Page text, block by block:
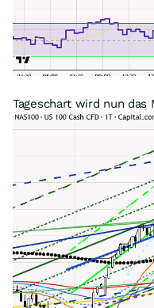
Tageschart wird nun das